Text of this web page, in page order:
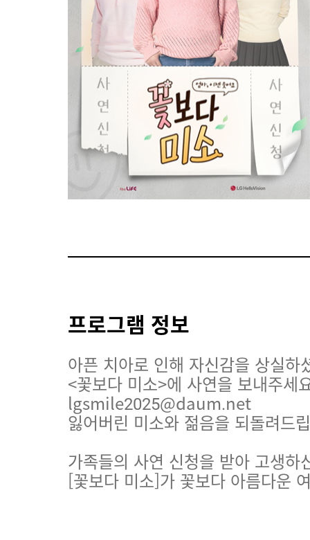
프로그램 정보
아픈 치아로 인해 자신감을 상실하
<꽃보다 미소>에 사연을 보내주세
lgsmile2025@daum.net
잃어버린 미소와 젊음을 되돌려드
가족들의 사연 신청을 받아 고생
[꽃보다 미소]가 꽃보다 아름다운